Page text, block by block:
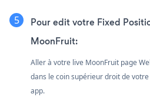
Pour edit votre Fixed
MoonFruit:
Aller à votre live MoonFruit page
dans le coin supérieur droit de
app.